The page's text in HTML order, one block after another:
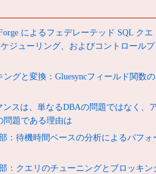
によるフェデレーテッド SQL クエ
ケジューリング、およびコントロール
グと変換：Gluesyncフィールド関数の
ンスは、単なるDBAの問題ではなく、
問題である理由は
：待機時間ベースの分析によるパフォ
：クエリのチューニングとブロッキン